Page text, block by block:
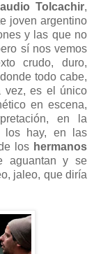
Tolcachir,
joven argentino
y las que no
sí nos vemos
crudo, duro,
todo cabe,
vez, es el único
en escena,
en la
los hay, en las
los hermanos
aguantan y se
jaleo, que diría